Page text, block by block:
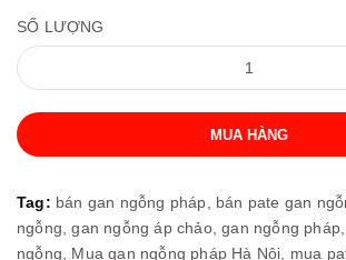
SỐ LƯỢNG
MUA HÀNG
Tag: bán gan ngỗng pháp, bán pate gan
ngỗng,gan ngỗng áp chảo,gan ngỗng pháp,
ngỗng, Mua gan ngỗng pháp Hà Nội, mua